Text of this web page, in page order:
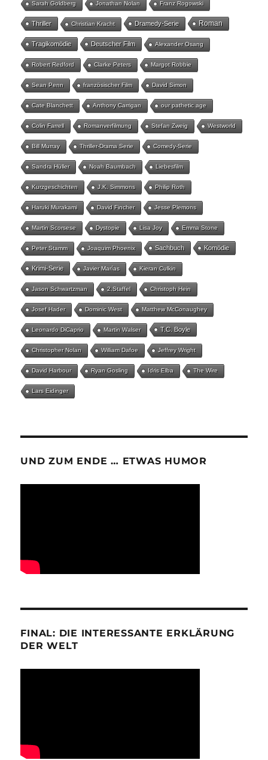
Sarah Goldberg Jonathan Nolan Franz Rogowski
Thriller Christian Kracht Dramedy-Serie Roman
Tragikomödie Deutscher Film Alexander Osang
Robert Redford Clarke Peters Margot Robbie
Sean Penn französischer Film David Simon
Cate Blanchett Anthony Carrigan our pathetic age
Colin Farrell Romanverfilmung Stefan Zweig Westworld
Bill Murray Thriller-Drama Serie Comedy-Serie
Sandra Hüller Noah Baumbach Liebesfilm
Kurzgeschichten J.K. Simmons Philip Roth
Haruki Murakami David Fincher Jesse Plemons
Martin Scorsese Dystopie Lisa Joy Emma Stone
Peter Stamm Joaquim Phoenix Sachbuch Komödie
Krimi-Serie Javier Marías Kieran Culkin
Jason Schwartzman 2.Staffel Christoph Hein
Josef Hader Dominic West Matthew McConaughey
Leonardo DiCaprio Martin Walser T.C. Boyle
Christopher Nolan William Dafoe Jeffrey Wright
David Harbour Ryan Gosling Idris Elba The Wire
Lars Eidinger
UND ZUM ENDE … ETWAS HUMOR
FINAL: DIE INTERESSANTE ERKLÄRUNG
DER WELT